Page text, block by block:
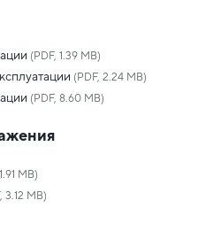
(PDF, 1.39 MB)
(PDF, 2.24 MB)
(PDF, 8.60 MB)
MB)
3.12 MB)